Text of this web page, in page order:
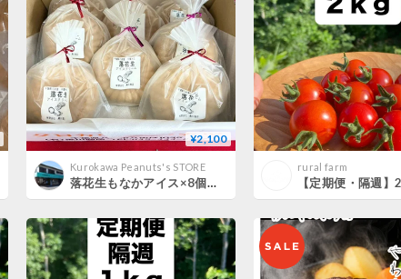
¥2,100
Kurokawa Peanuts's STORE
落花生もなかアイス×8個入セット箱入り(A～Dタイプで選んでください)
rural farm